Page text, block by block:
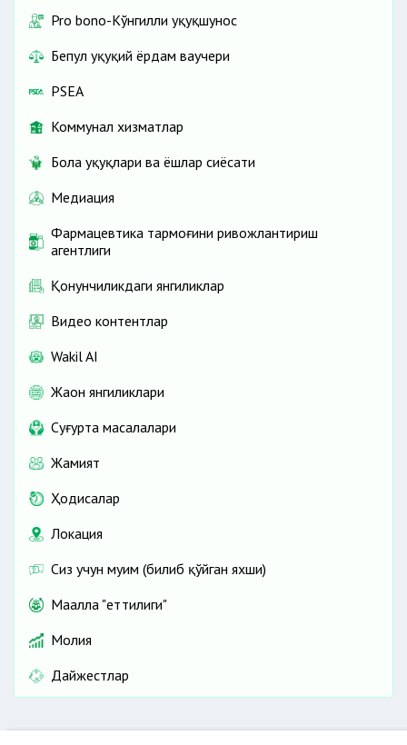
Pro bono-Кўнгилли ҳуқуқшунос
Бепул ҳуқуқий ёрдам ваучери
PSEA
Коммунал хизматлар
Бола ҳуқуқлари ва ёшлар сиёсати
Медиация
Фармацевтика тармоғини ривожлантириш
агентлиги
Қонунчиликдаги янгиликлар
Видео контентлар
Wakil AI
Жаҳон янгиликлари
Cуғурта масалалари
Жамият
Ҳодисалар
Локация
Сиз учун муҳим (билиб қўйган яхши)
Маҳалла "еттилиги"
Молия
Дайжестлар